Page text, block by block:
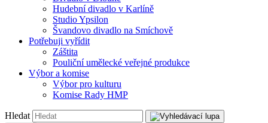
Hudební divadlo v Karlíně
Studio Ypsilon
Švandovo divadlo na Smíchově
Potřebuji vyřídit
Záštita
Pouliční umělecké veřejné produkce
Výbor a komise
Výbor pro kulturu
Komise Rady HMP
Hledat